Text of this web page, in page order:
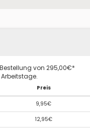
von 295,00€*
Preis
9,95€
12,95€